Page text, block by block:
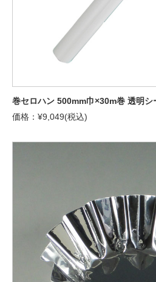
巻セロハン 500mm巾×30m巻 透明シ
価格：¥9,049(税込)